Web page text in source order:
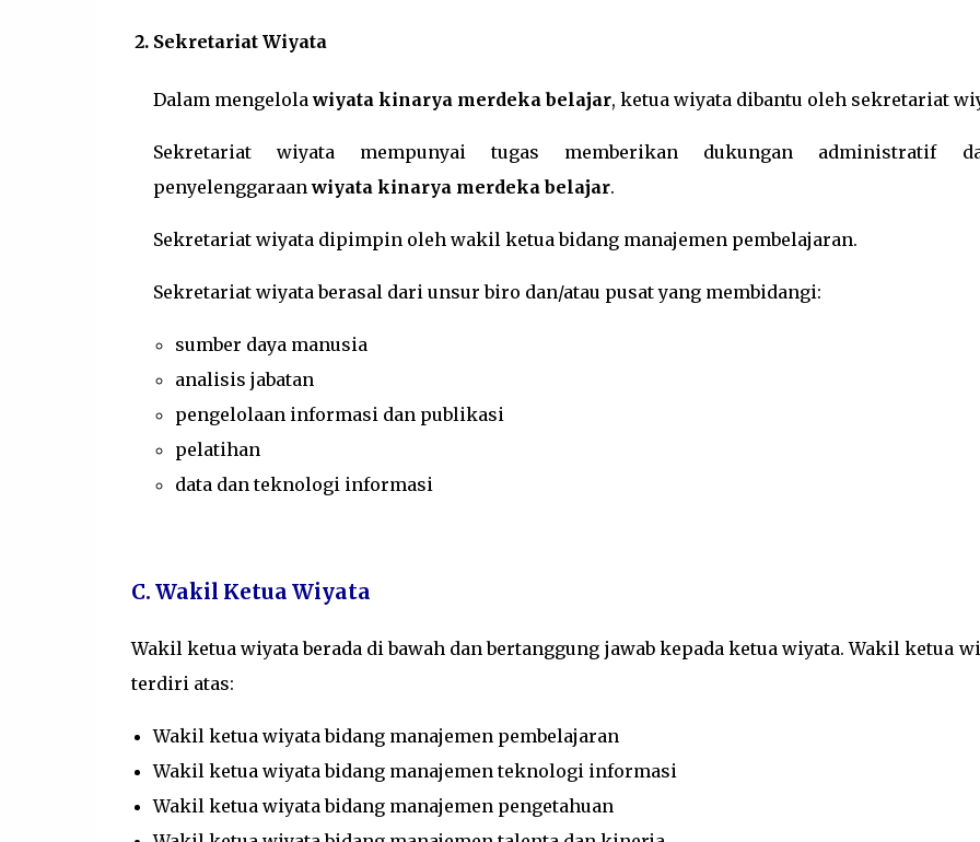
Sekretariat Wiyata
Dalam mengelolawiyata kinarya merdeka belajar, ketua wiyata dibantu oleh sekretariat
Sekretariat wiyata mempunyai tugas memberikan dukungan administratif
penyelenggaraanwiyata kinarya merdeka belajar.
Sekretariat wiyata dipimpin oleh wakil ketua bidang manajemen pembelajaran.
Sekretariat wiyata berasal dari unsur biro dan/atau pusat yang membidangi:
sumber daya manusia
analisis jabatan
pengelolaan informasi dan publikasi
pelatihan
data dan teknologi informasi
C. Wakil Ketua Wiyata
Wakil ketua wiyata berada di bawah dan bertanggung jawab kepada ketua wiyata. Wakil ketua
terdiri atas:
Wakil ketua wiyata bidang manajemen pembelajaran
Wakil ketua wiyata bidang manajemen teknologi informasi
Wakil ketua wiyata bidang manajemen pengetahuan